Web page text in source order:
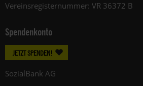
Vereinsregisternummer: VR 36372 B
Spendenkonto
JETZT SPENDEN!
SozialBank AG